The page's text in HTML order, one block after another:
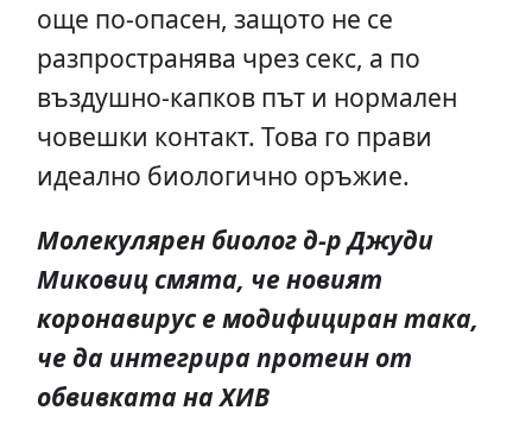
още по-опасен, защото не се
разпространява чрез секс, а по
въздушно-капков път и нормален
човешки контакт. Това го прави
идеално биологично оръжие.
Молекулярен биолог д-р Джуди
Миковиц смята, че новият
коронавирус е модифициран така,
че да интегрира протеин от
обвивката на ХИВ